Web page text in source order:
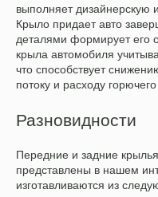
выполняет дизайнерскую
Крыло придает авто
деталями формирует его
крыла автомобиля
что способствует
потоку и расходу
Разновидности
Передние и задние
представлены в нашем
изготавливаются из